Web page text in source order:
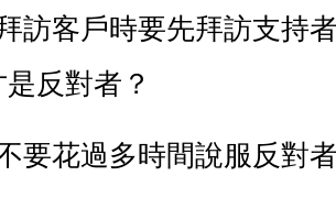
訪客戶時要先拜訪支持
反對者？
要花過多時間說服反對